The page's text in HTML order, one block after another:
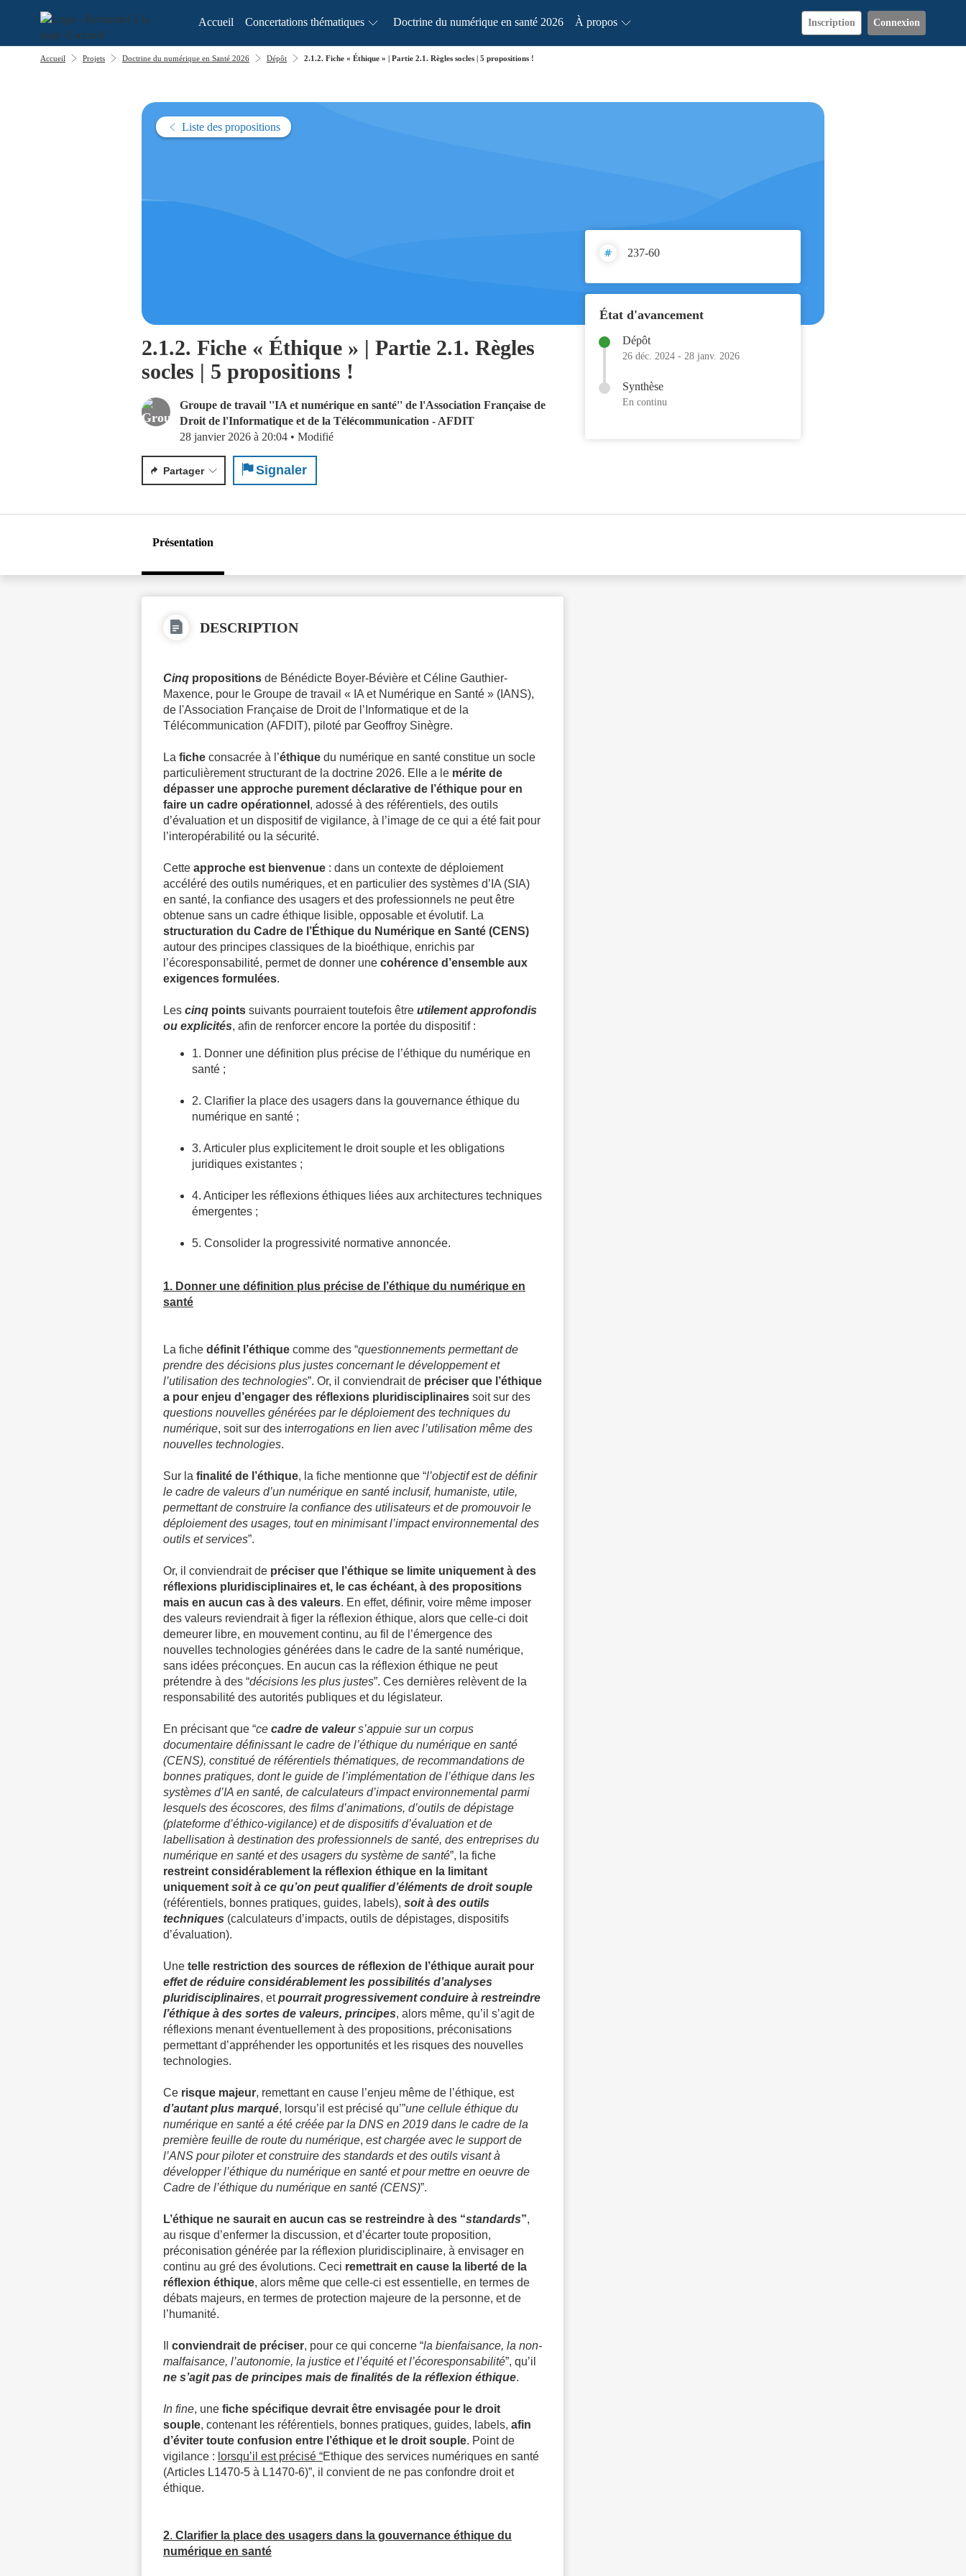
Aller au menu Aller au contenu
Accueil Concertations thématiques Doctrine du numérique en santé 2026 À propos Inscription Connexion
Accueil Projets Doctrine du numérique en Santé 2026 Dépôt 2.1.2. Fiche « Éthique » | Partie 2.1. Règles socles | 5 propositions !
Liste des propositions
2.1.2. Fiche « Éthique » | Partie 2.1. Règles
socles | 5 propositions !
Groupe de travail ''IA et numérique en santé'' de l'Association Française de
Droit de l'Informatique et de la Télécommunication - AFDIT
28 janvier 2026 à 20:04 • Modifié
Partager Signaler
Présentation
DESCRIPTION
Cinq propositions de Bénédicte Boyer-Bévière etCéline Gauthier-
Maxence, pour le Groupe de travail « IA et Numérique en Santé » (IANS),
de l'Association Française de Droit de l’Informatique et de la
Télécommunication (AFDIT), piloté par Geoffroy Sinègre.
La fiche consacrée à l’éthique du numérique en santé constitue un socle
particulièrement structurant de la doctrine 2026. Elle a le mérite de
dépasser une approche purement déclarative de l’éthique pour en
faire un cadre opérationnel , adossé à des référentiels, des outils
d’évaluation et un dispositif de vigilance, à l’image de ce qui a été fait pour
l’interopérabilité ou la sécurité.
Cette approche est bienvenue : dans un contexte de déploiement
accéléré des outils numériques, et en particulier des systèmes d’IA (SIA)
en santé, la confiance des usagers et des professionnels ne peut être
obtenue sans un cadre éthique lisible, opposable et évolutif. La
structuration du Cadre de l’Éthique du Numérique en Santé (CENS)
autour des principes classiques de la bioéthique, enrichis par
l’écoresponsabilité, permet de donner une cohérence d’ensemble aux
exigences formulées.
Les cinq points suivants pourraient toutefois être utilement approfondis
ou explicités, afin de renforcer encore la portée du dispositif :
1. Donner une définition plus précise de l’éthique du numérique en
santé ;
2. Clarifier la place des usagers dans la gouvernance éthique du
numérique en santé ;
3. Articuler plus explicitement le droit souple et les obligations
juridiques existantes ;
4. Anticiper les réflexions éthiques liées aux architectures techniques
émergentes ;
5. Consolider la progressivité normative annoncée.
1. Donner une définition plus précise de l’éthique du numérique en
santé
La fiche définit l’éthique comme des “questionnements permettant de
prendre des décisions plus justes concernant le développement et
l’utilisation des technologies”. Or, il conviendrait de préciser que l’éthique
a pour enjeu d’engager des réflexions pluridisciplinaires soit sur des
questions nouvelles générées par le déploiement des techniques du
numérique, soit sur des interrogations en lien avec l’utilisation même des
nouvelles technologies.
Sur la finalité de l’éthique, la fiche mentionne que “l’objectif est de définir
le cadre de valeurs d’un numérique en santé inclusif, humaniste, utile,
permettant de construire la confiance des utilisateurs et de promouvoir le
déploiement des usages, tout en minimisant l’impact environnemental des
outils et services”.
Or, il conviendrait de préciser que l’éthique se limite uniquement à des
réflexions pluridisciplinaires et, le cas échéant, à des propositions
mais en aucun cas à des valeurs. En effet, définir, voire même imposer
des valeurs reviendrait à figer la réflexion éthique, alors que celle-ci doit
demeurer libre, en mouvement continu, au fil de l’émergence des
nouvelles technologies générées dans le cadre de la santé numérique,
sans idées préconçues. En aucun cas la réflexion éthique ne peut
prétendre à des “décisions les plus justes”. Ces dernières relèvent de la
responsabilité des autorités publiques et du législateur.
En précisant que “ce cadre de valeurs’appuie sur un corpus
documentaire définissant le cadre de l’éthique du numérique en santé
(CENS), constitué de référentiels thématiques, de recommandations de
bonnes pratiques, dont le guide de l’implémentation de l’éthique dans les
systèmes d’IA en santé, de calculateurs d’impact environnemental parmi
lesquels des écoscores, des films d’animations, d’outils de dépistage
(plateforme d’éthico-vigilance) et de dispositifs d’évaluation et de
labellisation à destination des professionnels de santé, des entreprises du
numérique en santé et des usagers du système de santé”, la fiche
restreint considérablement la réflexion éthique en la limitant
uniquement soit à ce qu’on peut qualifier d’éléments de droit souple
(référentiels, bonnes pratiques, guides, labels), soit à des outils
techniques (calculateurs d’impacts, outils de dépistages, dispositifs
d’évaluation).
Une telle restriction des sources de réflexion de l’éthique aurait pour
effet de réduire considérablement les possibilités d’analyses
pluridisciplinaires, etpourrait progressivement conduire à restreindre
l’éthique à des sortes de valeurs, principes, alors même, qu’il s’agit de
réflexions menant éventuellement à des propositions, préconisations
permettant d’appréhender les opportunités et les risques des nouvelles
technologies.
Ce risque majeur, remettant en cause l’enjeu même de l’éthique, est
d’autant plus marqué, lorsqu’il est précisé qu’”une cellule éthique du
numérique en santé a été créée par la DNS en 2019 dans le cadre de la
première feuille de route du numérique, est chargée avec le support de
l’ANS pour piloter et construire des standards et des outils visant à
développer l’éthique du numérique en santé et pour mettre en oeuvre de
Cadre de l’éthique du numérique en santé (CENS)”.
L’éthique ne saurait en aucun cas se restreindre à des “standards”,
au risque d’enfermer la discussion, et d’écarter toute proposition,
préconisation générée par la réflexion pluridisciplinaire, à envisager en
continu au gré des évolutions. Ceci remettrait en cause la liberté de la
réflexion éthique, alors même que celle-ci est essentielle, en termes de
débats majeurs, en termes de protection majeure de la personne, et de
l’humanité.
conviendrait de préciser, pour ce qui concerne “la bienfaisance, la non-
malfaisance, l’autonomie, la justice et l’équité et l’écoresponsabilité”, qu’il
ne s’agit pas de principes mais de finalités de la réflexion éthique.
In fine, une fiche spécifique devrait être envisagée pour le droit
souple, contenant les référentiels, bonnes pratiques, guides, labels, afin
d’éviter toute confusion entre l’éthique et le droit souple. Point de
vigilance : lorsqu’il est précisé “Ethique des services numériques en santé
(Articles L1470-5 à L1470-6)”, il convient de ne pas confondre droit et
éthique.
2. Clarifier la place des usagers dans la gouvernance éthique du
numérique en santé
237-60
État d'avancement
Dépôt
26 déc. 2024 - 28 janv. 2026
Synthèse
En continu